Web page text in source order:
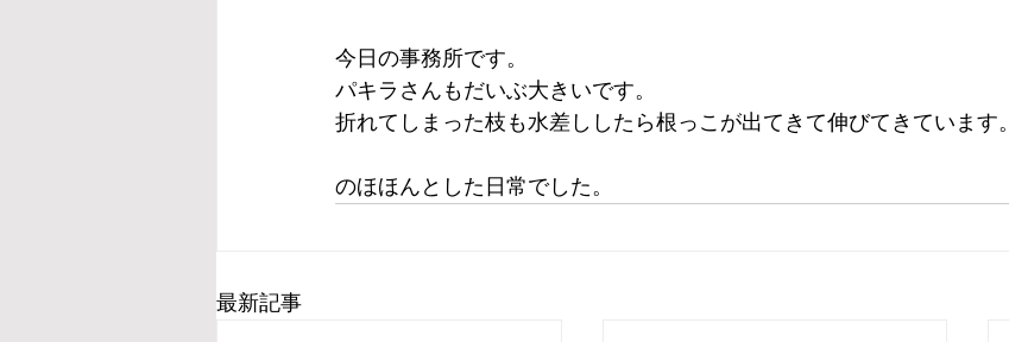
今日の事務所です。
パキラさんもだいぶ大きいです。
折れてしまった枝も水差ししたら根っこが出てきて伸びてきています。
のほほんとした日常でした。
最新記事